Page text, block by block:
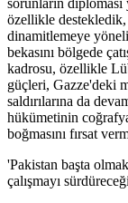
sorunların diplomasi
özellikle
dinamitlemeye
bekasını bölgede
kadrosu, özellikle
güçleri, Gazze'deki
saldırılarına da
hükümetinin
boğmasını fırsat
'Pakistan başta
çalışmayı